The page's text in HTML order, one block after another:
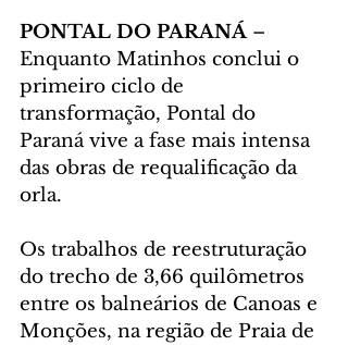
PONTAL DO PARANÁ –
Enquanto Matinhos conclui o
primeiro ciclo de
transformação, Pontal do
Paraná vive a fase mais intensa
das obras de requalificação da
orla.
Os trabalhos de reestruturação
do trecho de 3,66 quilômetros
entre os balneários de Canoas e
Monções, na região de Praia de